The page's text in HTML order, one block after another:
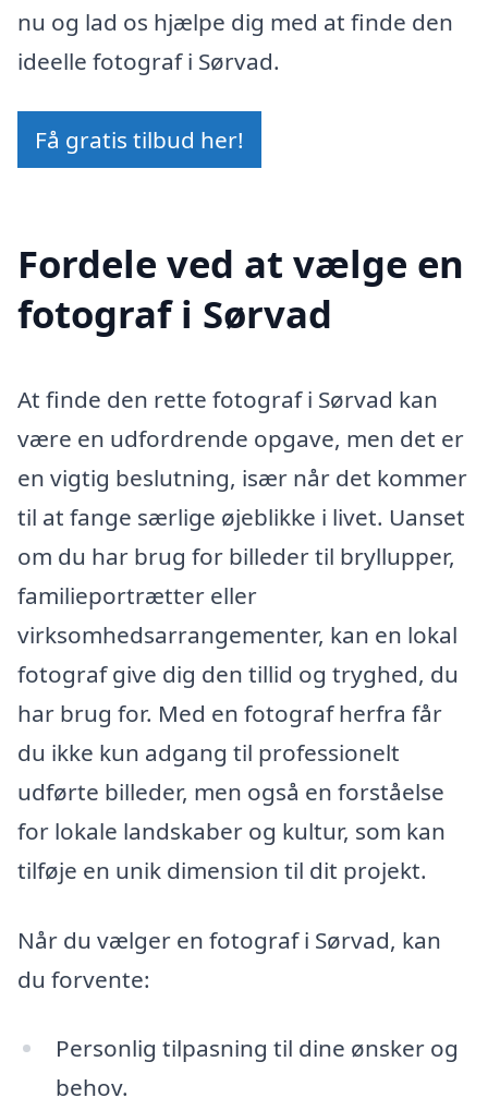
nu og lad os hjælpe dig med at finde den
ideelle fotograf i Sørvad.
Få gratis tilbud her!
Fordele ved at vælge en
fotograf i Sørvad
At finde den rette fotograf i Sørvad kan
være en udfordrende opgave, men det er
en vigtig beslutning, især når det kommer
til at fange særlige øjeblikke i livet. Uanset
om du har brug for billeder til bryllupper,
familieportrætter eller
virksomhedsarrangementer, kan en lokal
fotograf give dig den tillid og tryghed, du
har brug for. Med en fotograf herfra får
du ikke kun adgang til professionelt
udførte billeder, men også en forståelse
for lokale landskaber og kultur, som kan
tilføje en unik dimension til dit projekt.
Når du vælger en fotograf i Sørvad, kan
du forvente:
Personlig tilpasning til dine ønsker og
behov.